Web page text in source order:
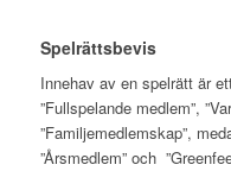
Spelrättsbevis
Innehav av en spelrätt är
”Fullspelande medlem”,
”Familjemedlemskap”,
”Årsmedlem” och